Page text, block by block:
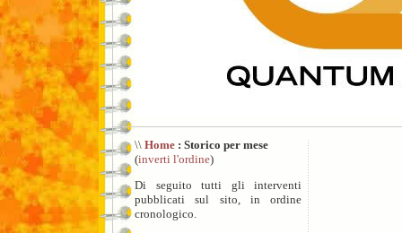
\\ Home : Storico per mese
(inverti l'ordine)
Di seguito tutti gli interventi
pubblicati sul sito, in ordine
cronologico.